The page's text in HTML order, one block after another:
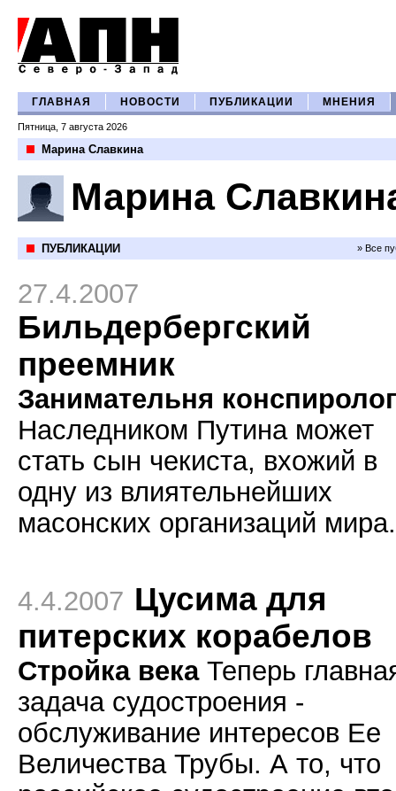
ГЛАВНАЯ НОВОСТИ ПУБЛИКАЦИИ МНЕНИЯ
Пятница, 7 августа 2026
Марина Славкина
Марина
ПУБЛИКАЦИИ » Все
27.4.2007
Бильдербергский
преемник
Занимательня
Наследником Путина может
стать сын чекиста, вхожий в
одну из влиятельнейших
масонских организаций мира.
4.4.2007 Цусима для
питерских корабелов
Стройка века Теперь
задача судостроения -
обслуживание интересов Ее
Величества Трубы. А то, что